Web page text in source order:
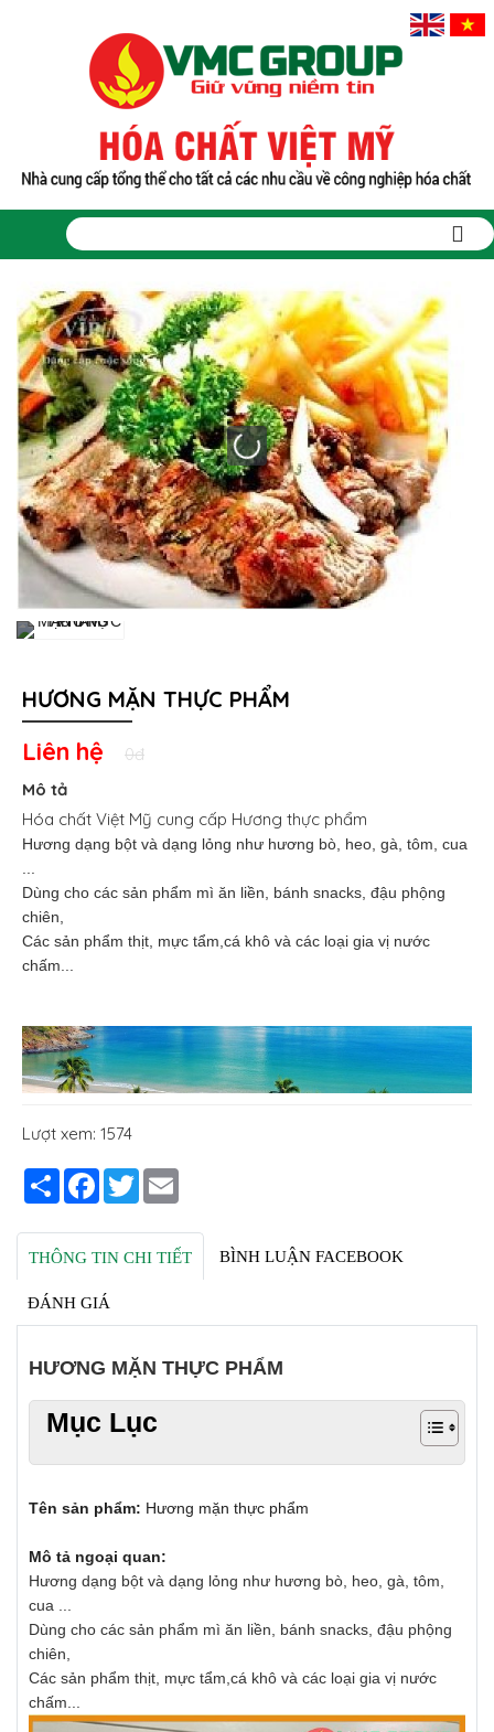
HƯƠNG MẶN THỰC PHẨM
Liên hệ
0đ
Mô tả
Hóa chất Việt Mỹ cung cấp Hương thực phẩm
Hương dạng bột và dạng lỏng như hương bò, heo, gà, tôm, cua
...
Dùng cho các sản phẩm mì ăn liền, bánh snacks, đậu phộng
chiên,
Các sản phẩm thịt, mực tẩm,cá khô và các loại gia vị nước
chấm...
Lượt xem: 1574
ShareFacebook
Twitter
THÔNG TIN CHI TIẾT BÌNH LUẬN FACEBOOK
ĐÁNH GIÁ
HƯƠNG MẶN THỰC PHẨM
Mục Lục
Tên sản phẩm: Hương mặn thực phẩm
Mô tả ngoại quan:
Hương dạng bột và dạng lỏng như hương bò, heo, gà, tôm,
cua ...
Dùng cho các sản phẩm mì ăn liền, bánh snacks, đậu phộng
chiên,
Các sản phẩm thịt, mực tẩm,cá khô và các loại gia vị nước
chấm...